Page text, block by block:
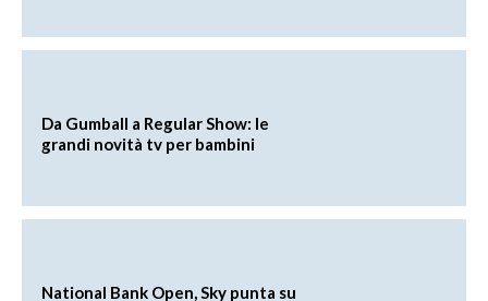
Da Gumball a Regular Show: le
grandi novità tv per bambini
National Bank Open, Sky punta su